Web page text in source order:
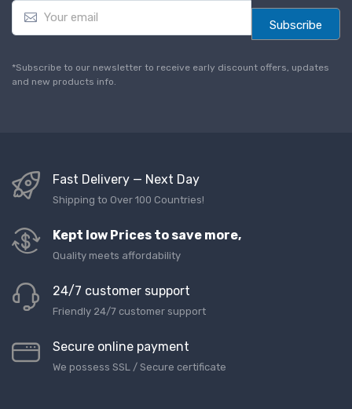
E
a
l
*
Subscribe
*Subscribe to our newsletter to receive early discount offers, updates
and new products info.
Fast Delivery — Next Day
Shipping to Over 100 Countries!
Kept low Prices to save more,
Quality meets affordability
24/7 customer support
Friendly 24/7 customer support
Secure online payment
We possess SSL / Secure сertificate